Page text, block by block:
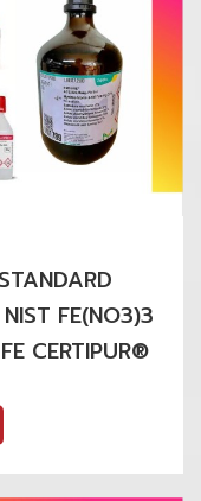
FE(NO3)3
CERTIPUR®